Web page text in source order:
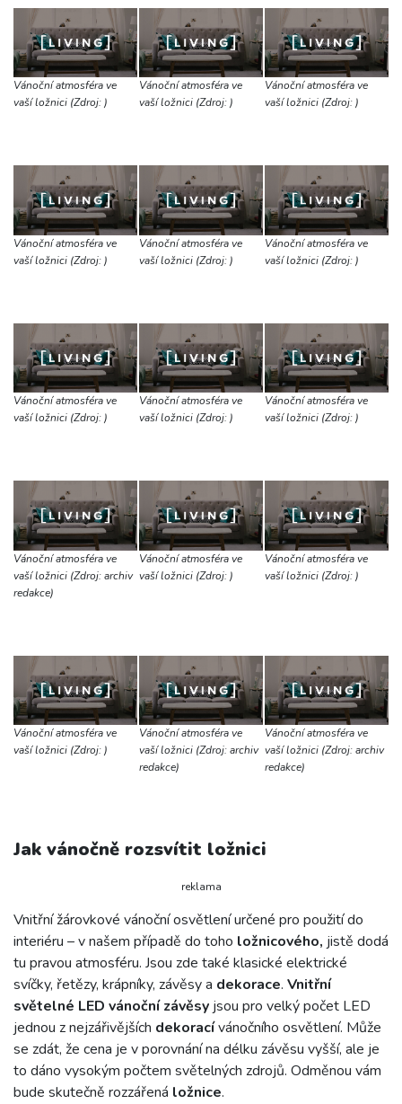
Vánoční atmosféra ve
vaší ložnici (Zdroj: )
Vánoční atmosféra ve
vaší ložnici (Zdroj: )
Vánoční atmosféra ve
vaší ložnici (Zdroj: )
Vánoční atmosféra ve
vaší ložnici (Zdroj: )
Vánoční atmosféra ve
vaší ložnici (Zdroj: )
Vánoční atmosféra ve
vaší ložnici (Zdroj: )
Vánoční atmosféra ve
vaší ložnici (Zdroj: )
Vánoční atmosféra ve
vaší ložnici (Zdroj: )
Vánoční atmosféra ve
vaší ložnici (Zdroj: )
Vánoční atmosféra ve
vaší ložnici (Zdroj: archiv
redakce)
Vánoční atmosféra ve
vaší ložnici (Zdroj: )
Vánoční atmosféra ve
vaší ložnici (Zdroj: )
Vánoční atmosféra ve
vaší ložnici (Zdroj: )
Vánoční atmosféra ve
vaší ložnici (Zdroj: archiv
redakce)
Vánoční atmosféra ve
vaší ložnici (Zdroj: archiv
redakce)
Jak vánočně rozsvítit ložnici
reklama
Vnitřní žárovkové vánoční osvětlení určené pro použití do
interiéru – v našem případě do toho ložnicového, jistě dodá
tu pravou atmosféru. Jsou zde také klasické elektrické
svíčky, řetězy, krápníky, závěsy a dekorace. Vnitřní
světelné LED vánoční závěsy jsou pro velký počet LED
jednou z nejzářivějších dekoracívánočního osvětlení. Může
se zdát, že cena je v porovnání na délku závěsu vyšší, ale je
to dáno vysokým počtem světelných zdrojů. Odměnou vám
bude skutečně rozzářená ložnice.